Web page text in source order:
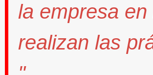
la empresa en
realizan las